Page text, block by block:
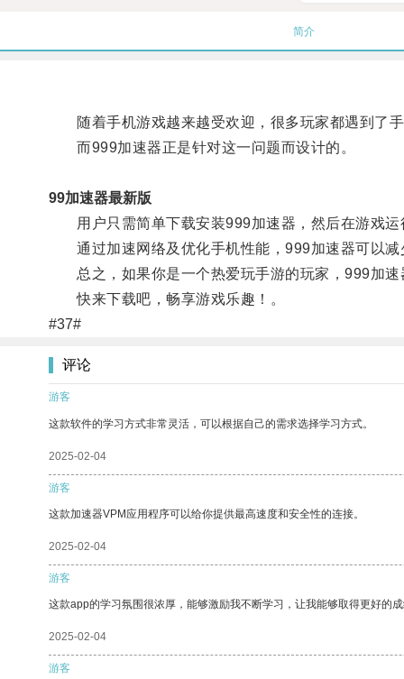
简介
随着手机游戏越来越受欢迎，很多玩家都遇到了手
而999加速器正是针对这一问题而设计的。
99加速器最新版
用户只需简单下载安装999加速器，然后在游戏运
通过加速网络及优化手机性能，999加速器可以减
总之，如果你是一个热爱玩手游的玩家，999加速
快来下载吧，畅享游戏乐趣！。
#37#
评论
游客
这款软件的学习方式非常灵活，可以根据自己的需求选择学习方式。
2025-02-04
游客
这款加速器VPM应用程序可以给你提供最高速度和安全性的连接。
2025-02-04
游客
这款app的学习氛围很浓厚，能够激励我不断学习，让我能够取得更好的成
2025-02-04
游客